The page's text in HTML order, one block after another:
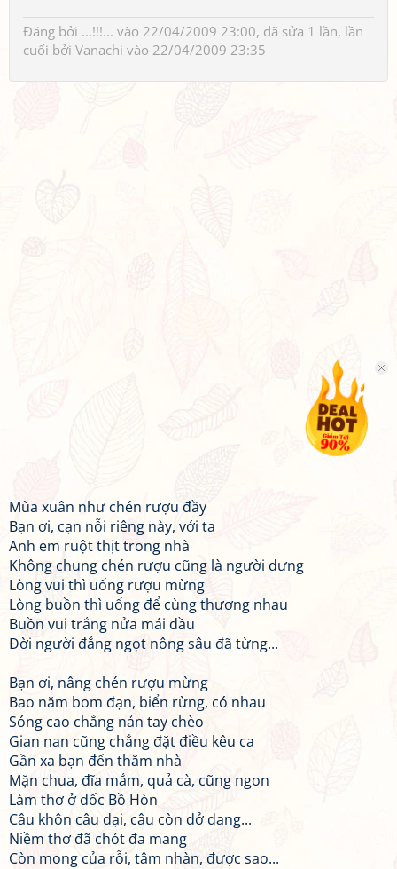
Đăng bởi ...!!!... vào 22/04/2009 23:00, đã sửa 1 lần, lần
cuối bởi Vanachi vào 22/04/2009 23:35
Mùa xuân như chén rượu đầy
Bạn ơi, cạn nỗi riêng này, với ta
Anh em ruột thịt trong nhà
Không chung chén rượu cũng là người dưng
Lòng vui thì uống rượu mừng
Lòng buồn thì uống để cùng thương nhau
Buồn vui trắng nửa mái đầu
Đời người đắng ngọt nông sâu đã từng...
Bạn ơi, nâng chén rượu mừng
Bao năm bom đạn, biển rừng, có nhau
Sóng cao chẳng nản tay chèo
Gian nan cũng chẳng đặt điều kêu ca
Gần xa bạn đến thăm nhà
Mặn chua, đĩa mắm, quả cà, cũng ngon
Làm thơ ở dốc Bồ Hòn
Câu khôn câu dại, câu còn dở dang...
Niềm thơ đã chót đa mang
Còn mong của rỗi, tâm nhàn, được sao...